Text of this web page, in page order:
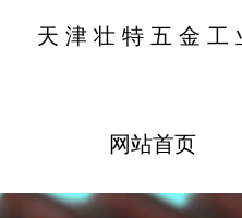
天津壮特五金工
网站首页